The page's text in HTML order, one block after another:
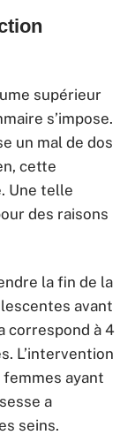
supérieur
s’impose.
un mal de dos
cette
Une telle
des raisons
la fin de la
avant
correspond à 4
L’intervention
ayant
a
seins.